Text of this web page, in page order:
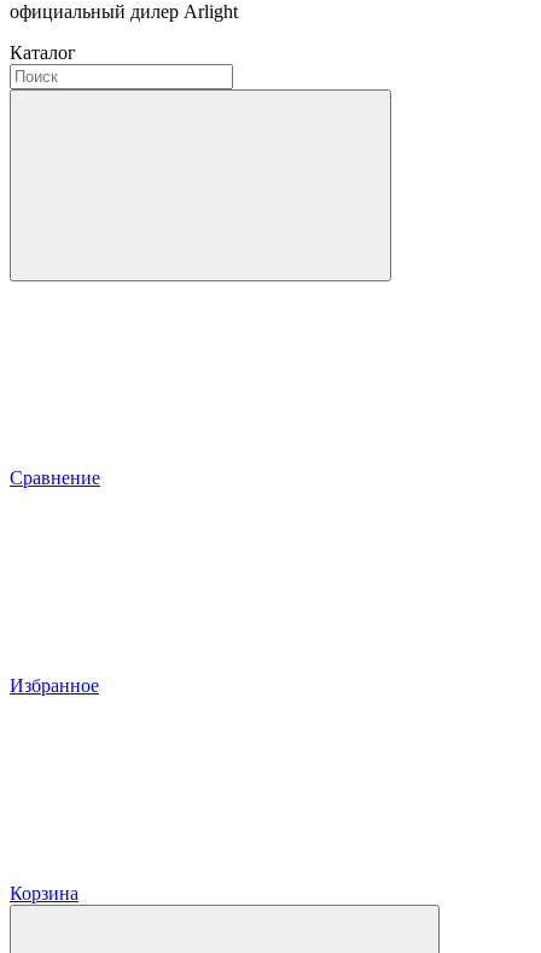
официальный дилер Arlight
Каталог
Сравнение
Избранное
Корзина